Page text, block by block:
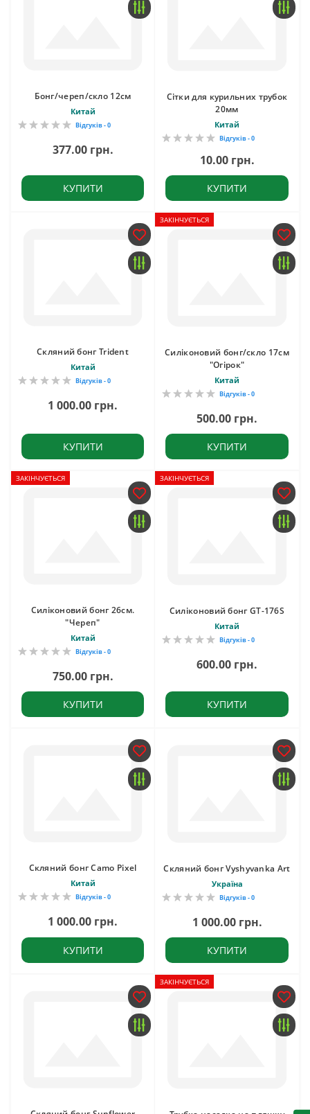
Бонг/череп/скло 12см
Китай
Відгуків - 0
377.00 грн.
КУПИТИ
Сітки для курильних трубок
20мм
Китай
Відгуків - 0
10.00 грн.
КУПИТИ
Скляний бонг Trident
Китай
Відгуків - 0
1 000.00 грн.
КУПИТИ
ЗАКІНЧУЄТЬСЯ
Cиліконовий бонг/скло 17см
"Огірок"
Китай
Відгуків - 0
500.00 грн.
КУПИТИ
ЗАКІНЧУЄТЬСЯ
Силіконовий бонг 26см.
"Череп"
Китай
Відгуків - 0
750.00 грн.
КУПИТИ
ЗАКІНЧУЄТЬСЯ
Силіконовий бонг GT-176S
Китай
Відгуків - 0
600.00 грн.
КУПИТИ
Скляний бонг Camo Pixel
Китай
Відгуків - 0
1 000.00 грн.
КУПИТИ
Скляний бонг Vyshyvanka Art
Україна
Відгуків - 0
1 000.00 грн.
КУПИТИ
ЗАКІНЧУЄТЬСЯ